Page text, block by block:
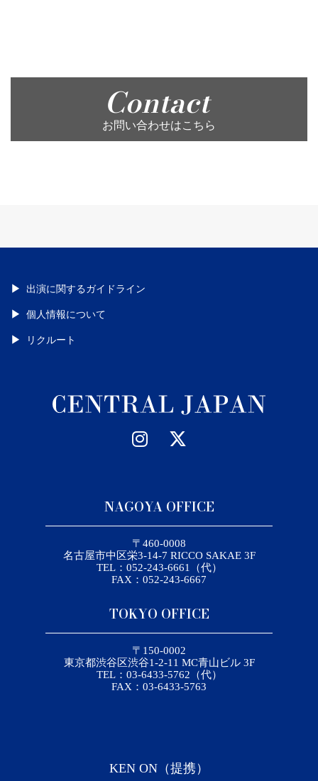
Contact
お問い合わせはこちら
出演に関するガイドライン
個人情報について
リクルート
NAGOYA OFFICE
〒460-0008
名古屋市中区栄3-14-7 RICCO SAKAE 3F
TEL：052-243-6661（代）
FAX：052-243-6667
TOKYO OFFICE
〒150-0002
東京都渋谷区渋谷1-2-11 MC青山ビル 3F
TEL：03-6433-5762（代）
FAX：03-6433-5763
KEN ON（提携）